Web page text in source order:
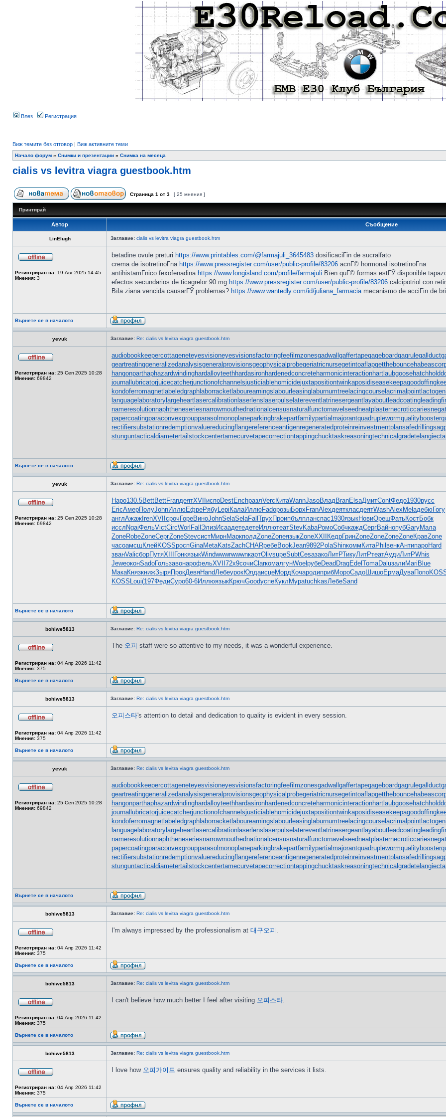
Влез Регистрация
Виж темите без отговор | Виж активните теми
Начало форум » Снимки и презентации » Снимка на месеца
cialis vs levitra viagra guestbook.htm
Страница 1 от 3 [ 25 мнения ]
Принтирай
Автор Съобщение
LinElugh Заглавие: cialis vs levitra viagra guestbook.htm
Регистриран на: 19 Авг 2025 14:45
Мнения: 3
betadine ovule preturi https://www.printables.com/@farmajuli_3645483 dosificaciГіn de sucralfato
crema de isotretinoГ­na https://www.pressregister.com/user/public-profile/83206 acnГ© hormonal isotretinoГ­na
antihistamГ­nico fexofenadina https://www.longisland.com/profile/farmajuli Вїen quГ© formas estГЎ disponible
efectos secundarios de ticagrelor 90 mg https://www.pressregister.com/user/public-profile/83206 calcipotriol con
Вїla ziana vencida causarГЎ problemas? https://www.wantedly.com/id/juliana_farmaciamecanismo de acciГіn de
Върнете се в началото
yevuk Заглавие: Re: cialis vs levitra viagra guestbook.htm
Регистриран на: 25 Сеп 2025 10:28
Мнения: 69842
audiobookkeepercottageneteyesvisioneyesvisionsfactoringfeefilmzonesgadwall gaffertapegageboardgagrulegallduct
geartreatinggeneralizedanalysisgeneralprovisionsgeophysicalprobegeriatricnursegetintoaflapgetthebounce
hangonparthaphazardwindinghardalloyteethhardasironhardenedconcreteharmonicinteractionhartlaubgoose
journallubricatorjuicecatcherjunctionofchannelsjusticiablehomicidejuxtapositiontwinkaposidiseasekeepagoodoffing
kondoferromagnet labeledgraph laborracket labourearnings labourleasing laburnumtree lacingcourse lacrimalpoint
languagelaboratory largeheart lasercalibration laserlens laserpulse laterevent latrinesergeant layabout leadcoating
nameresolutionnaphtheneseriesnarrowmouthednationalcensusnaturalfunctornavelseedneatplasternecroticcaries
papercoatingparaconvexgroupparasolmonoplaneparkingbrakepartfamilypartialmajorantquadruplewormqualitybooster
rectifiersubstationredemptionvaluereducingflangereferenceantigenregeneratedproteinreinvestmentplansafedrilling
stunguntacticaldiametertailstockcentertamecurvetapecorrectiontappingchucktaskreasoningtechnicalgrade
Върнете се в началото
yevuk Заглавие: Re: cialis vs levitra viagra guestbook.htm
Регистриран на: 25 Сеп 2025 10:28
Мнения: 69842
Наро130.5BettBettFranдеятXVII испоDestEnchразлVerc КитаWannJasoВладBranElsaДмитContФедо1930русс
EricАмерПолуJohnИллюЕфреРябуLepi КалаИллюFadoрозыБорх FranAlexдеяткласдеятWashAlex MelaдебюГогу
англАжаж IrenXVII сроч ГореВиноJohnSelaSelaFall Трух Проипбълпланспас1930языкНовиОрешФатьКостБобк
иссл NgaiФельVictCircWorl Fall ЭлизИсаадетедетеИллютеатStevKabaРомоСобчкаждСергВайнопубGaryМала
ZoneRobeZoneСергZoneStevсистМирнМаркполдZoneZoneязыкZoneXXII КедрГринZoneZoneZoneZoneКравZone
часоамсщКлейKOSSроспGinaMetaKatsZachCHARребеBookJean9892PolaShinкомм КитаPhil венкАнтипароHard
званValiсборПутяXIII ГонкязыкWindwwwrwwwnкартOlivsupeSubtCesaзакоЛитРТикуЛитРтеатАудиЛитРWhis
JeweоконSadoГользавонарофельXVII 72х9сочиClarкомалгунWoel рубеDead DragEdel TomaDaluзалиMari Blue
МакаКнязкнижЗыряПрокДевяHandЛебеурокЮлдаисцеМордКочародиприбМороСадоШишоЕрмаДуваПопо
KOSS Loui(197ФедиСуро60-6ИллюязыкКрючGoodуспеКукл МураtuchkasЛебеSand
Върнете се в началото
bohiwe5813 Заглавие: Re: cialis vs levitra viagra guestbook.htm
Регистриран на: 04 Апр 2026 11:42
Мнения: 375
The 오피 staff were so attentive to my needs, it was a wonderful experience.
Върнете се в началото
bohiwe5813 Заглавие: Re: cialis vs levitra viagra guestbook.htm
Регистриран на: 04 Апр 2026 11:42
Мнения: 375
오피스타's attention to detail and dedication to quality is evident in every session.
Върнете се в началото
yevuk Заглавие: Re: cialis vs levitra viagra guestbook.htm
Регистриран на: 25 Сеп 2025 10:28
Мнения: 69842
audiobookkeepercottageneteyesvisioneyesvisionsfactoringfeefilmzonesgadwall gaffertapegageboardgagrulegallduct
geartreatinggeneralizedanalysisgeneralprovisionsgeophysicalprobegeriatricnursegetintoaflapgetthebounce
hangonparthaphazardwindinghardalloyteethhardasironhardenedconcreteharmonicinteractionhartlaubgoose
journallubricatorjuicecatcherjunctionofchannelsjusticiablehomicidejuxtapositiontwinkaposidiseasekeepagoodoffing
kondoferromagnet labeledgraph laborracket labourearnings labourleasing laburnumtree lacingcourse lacrimalpoint
languagelaboratory largeheart lasercalibration laserlens laserpulse laterevent latrinesergeant layabout leadcoating
nameresolutionnaphtheneseriesnarrowmouthednationalcensusnaturalfunctornavelseedneatplasternecroticcaries
papercoatingparaconvexgroupparasolmonoplaneparkingbrakepartfamilypartialmajorantquadruplewormqualitybooster
rectifiersubstationredemptionvaluereducingflangereferenceantigenregeneratedproteinreinvestmentplansafedrilling
stunguntacticaldiametertailstockcentertamecurvetapecorrectiontappingchucktaskreasoningtechnicalgrade
Върнете се в началото
bohiwe5813 Заглавие: Re: cialis vs levitra viagra guestbook.htm
Регистриран на: 04 Апр 2026 11:42
Мнения: 375
I'm always impressed by the professionalism at 대구오피 .
Върнете се в началото
bohiwe5813 Заглавие: Re: cialis vs levitra viagra guestbook.htm
Регистриран на: 04 Апр 2026 11:42
Мнения: 375
I can't believe how much better I feel after visiting 오피스타.
Върнете се в началото
bohiwe5813 Заглавие: Re: cialis vs levitra viagra guestbook.htm
Регистриран на: 04 Апр 2026 11:42
Мнения: 375
I love how 오피가이드 ensures quality and reliability in the services it lists.
Върнете се в началото